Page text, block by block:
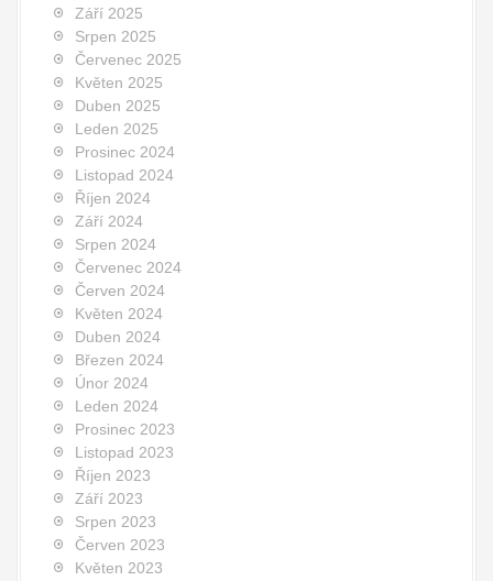
Září 2025
Srpen 2025
Červenec 2025
Květen 2025
Duben 2025
Leden 2025
Prosinec 2024
Listopad 2024
Říjen 2024
Září 2024
Srpen 2024
Červenec 2024
Červen 2024
Květen 2024
Duben 2024
Březen 2024
Únor 2024
Leden 2024
Prosinec 2023
Listopad 2023
Říjen 2023
Září 2023
Srpen 2023
Červen 2023
Květen 2023